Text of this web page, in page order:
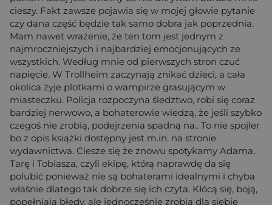
cieszy. Fakt zawsze pojawia się w mojej głowie pytanie
czy dana część będzie tak samo dobra jak poprzednia.
Mam nawet wrażenie, że ten tom jest jednym z
najmroczniejszych i najbardziej emocjonujących ze
wszystkich. Według mnie od pierwszych stron czuć
napięcie. W Trollheim zaczynają znikać dzieci, a cała
okolica żyje plotkami o wampirze grasującym w
miasteczku. Policja rozpoczyna śledztwo, robi się coraz
bardziej nerwowo, a bohaterowie wiedzą, że jeśli szybko
czegoś nie zrobią, podejrzenia spadną na.. To nie spojler
bo z opis książki dostępny jest m.in. na stronie
wydawnictwa. Ciesze się że znowu spotykamy Adama,
Tarę i Tobiasza, czyli ekipę, którą naprawdę da się
polubić ponieważ nie są bohaterami idealnymi i chyba
właśnie dlatego tak dobrze się ich czyta. Kłócą się, boją,
popełniają błędy, ale jednocześnie zrobią dla siebie